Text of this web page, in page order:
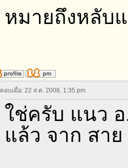
หมายถึงหลับ
ตอบเมื่อ: 22 ส.ค. 2008, 1:35 pm
ใช่ครับ แนว
แล้ว จาก สา